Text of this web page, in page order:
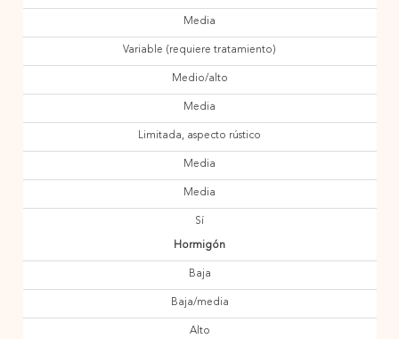
Media
Variable (requiere tratamiento)
Medio/alto
Media
Limitada, aspecto rústico
Media
Media
Sí
Hormigón
Baja
Baja/media
Alto